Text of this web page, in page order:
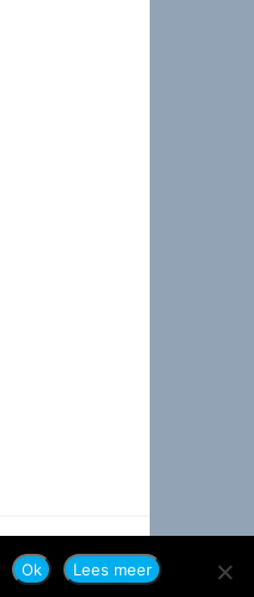
Ok Lees meer